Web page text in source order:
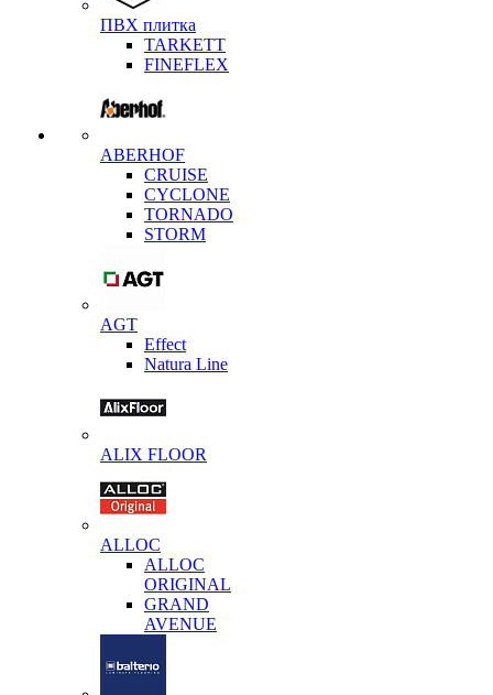
ПВХ плитка
TARKETT
FINEFLEX
ABERHOF
CRUISE
CYCLONE
TORNADO
STORM
AGT
Effect
Natura Line
ALIX FLOOR
ALLOC
ALLOC
ORIGINAL
GRAND
AVENUE